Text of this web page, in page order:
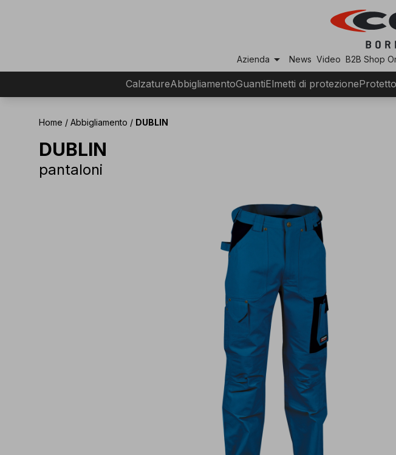
Azienda arrow_drop_down News Video B2B Shop
CalzatureAbbigliamentoGuantiElmetti di protezione
Home / Abbigliamento / DUBLIN
DUBLIN
pantaloni